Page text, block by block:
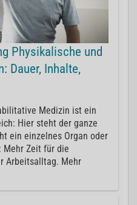
Physikalische und
Dauer, Inhalte,
Medizin ist ein
Hier steht der ganze
ein einzelnes Organ oder
Mehr Zeit für die
Arbeitsalltag. Mehr